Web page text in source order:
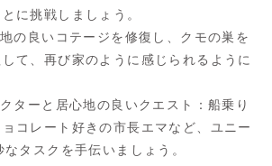
に挑戦しましょう。
の良いコテージを修復し、クモの巣を
て、再び家のように感じられるように
ターと居心地の良いクエスト：船乗り
コレート好きの市長エマなど、ユニー
タスクを手伝いましょう。